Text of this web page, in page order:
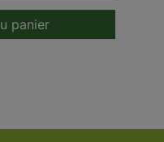
panier